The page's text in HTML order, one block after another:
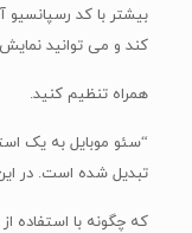
بیشتر با کد
کند و می توانید
همراه تنظیم کنید.
“سئو موبایل به یک
تبدیل شده است. در
که چگونه با استفاده